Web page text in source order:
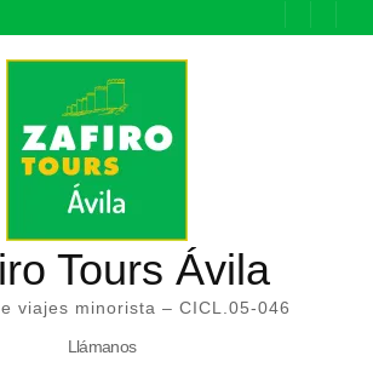
Tours Ávila
viajes minorista – CICL.05-046
Llámanos